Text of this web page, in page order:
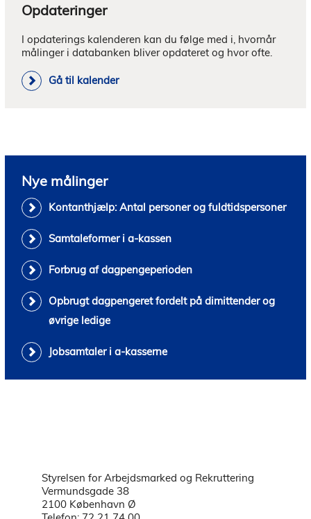
Opdateringer
I opdaterings kalenderen kan du følge med i, hvornår
målinger i databanken bliver opdateret og hvor ofte.
Gå til kalender
Nye målinger
Kontanthjælp: Antal personer og fuldtidspersoner
Samtaleformer i a-kassen
Forbrug af dagpengeperioden
Opbrugt dagpengeret fordelt på dimittender og
øvrige ledige
Jobsamtaler i a-kasserne
Styrelsen for Arbejdsmarked og Rekruttering
Vermundsgade 38
2100 København Ø